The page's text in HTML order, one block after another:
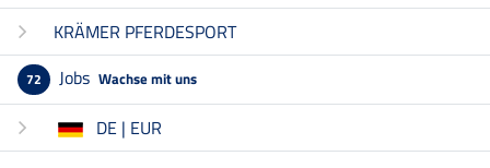
KRÄMER PFERDESPORT
72 Jobs Wachse mit uns
DE | EUR